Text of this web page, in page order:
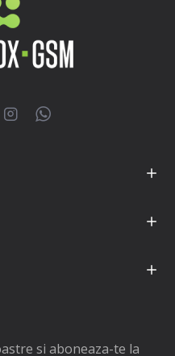
si aboneaza-te la